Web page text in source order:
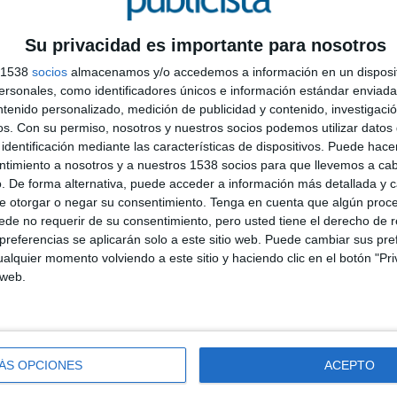
Su privacidad es importante para nosotros
socios almacenamos y/o accedemos a información en un
como identificadores únicos e información estándar
personalizado, medición de publicidad y contenido,
Con su permiso, nosotros y nuestros socios podemos utilizar datos
mediante las características de dispositivos. Puede
a nosotros y a nuestros 1538 socios para que llevemos a
De forma alternativa, puede acceder a información más detallada y
otorgar o negar su consentimiento. Tenga en cuenta que algún
no requerir de su consentimiento, pero usted tiene el derecho de
se aplicarán solo a este sitio web. Puede cambiar sus
momento volviendo a este sitio y haciendo clic en el botón
OPCIONES ACEPTO
más grande que nunca y con más salsa de
versión doble carne, pollo crujiente y doble pollo
based y doble plant based.
queso para que los más queseros disfruten
emitirá a partir del 17 de abril.
ha apostado por dar espacio a una inclinación muy
cosas que generan tanta expectativa que no
Cheddar es precisamente una de esas cosas
forma de comprobarlo: probarla. Así, los
Burger King en versión digital y en sus televisores,